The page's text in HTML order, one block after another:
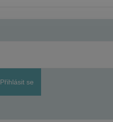
Přihlásit se